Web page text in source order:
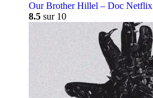
Our Brother Hillel – Doc Netflix
8.5 sur 10